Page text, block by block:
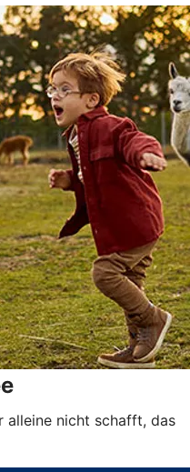
alleine nicht schafft, das